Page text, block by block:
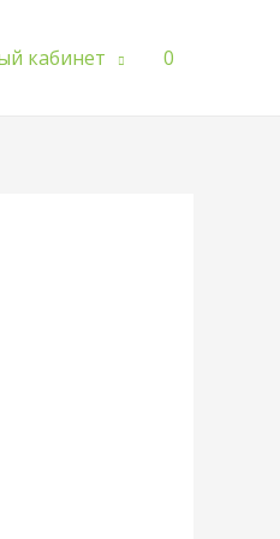
кабинет 0